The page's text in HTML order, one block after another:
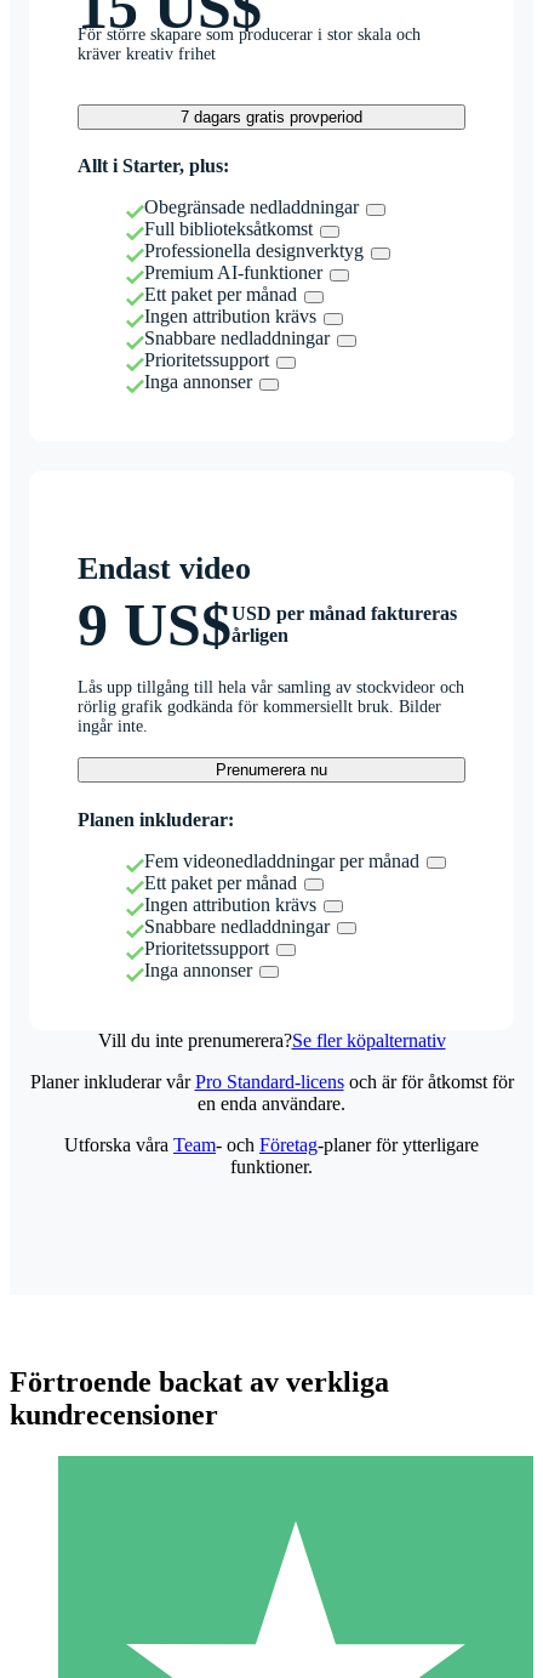
För större skapare som producerar i stor skala och
kräver kreativ frihet
7 dagars gratis provperiod
Allt i Starter, plus:
Obegränsade nedladdningar
Full biblioteksåtkomst
Professionella designverktyg
Premium AI-funktioner
Ett paket per månad
Ingen attribution krävs
Snabbare nedladdningar
Prioritetssupport
Inga annonser
Endast video
9 US$USD per månad faktureras
årligen
Lås upp tillgång till hela vår samling av stockvideor och
rörlig grafik godkända för kommersiellt bruk. Bilder
ingår inte.
Prenumerera nu
Planen inkluderar:
Fem videonedladdningar per månad
Ett paket per månad
Ingen attribution krävs
Snabbare nedladdningar
Prioritetssupport
Inga annonser
Vill du inte prenumerera?Se fler köpalternativ
Individuella Kreditpaket
Betala per användning med nedladdningskrediter. Inget
Planer inkluderar vårPro Standard-licensoch är för åtkomst för
en enda användare.
Utforska våra Team- och Företag-planer för ytterligare
funktioner.
Förtroende backat av verkliga
kundrecensioner